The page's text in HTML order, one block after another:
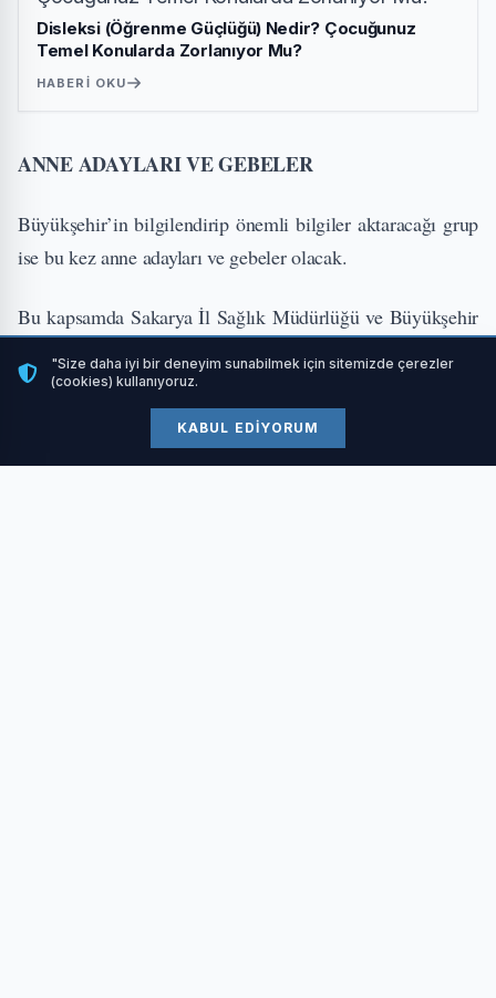
Disleksi (Öğrenme Güçlüğü) Nedir? Çocuğunuz
Temel Konularda Zorlanıyor Mu?
HABERI OKU
ANNE ADAYLARI VE GEBELER
Büyükşehir’in bilgilendirip önemli bilgiler aktaracağı grup
ise bu kez anne adayları ve gebeler olacak.
Bu kapsamda Sakarya İl Sağlık Müdürlüğü ve Büyükşehir
Sürecin Sırları” konulu konferans, Adapazarı Sosyal
Gelişim Merkezi’nde (SGM) gerçekleştirilecek.
ALANINDA UZMAN İSİMLER
"Size daha iyi bir deneyim sunabilmek için sitemizde çerezler
(cookies) kullanıyoruz.
KABUL EDIYORUM